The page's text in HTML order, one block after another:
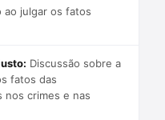
ao julgar os fatos
Discussão sobre a
fatos das
nos crimes e nas